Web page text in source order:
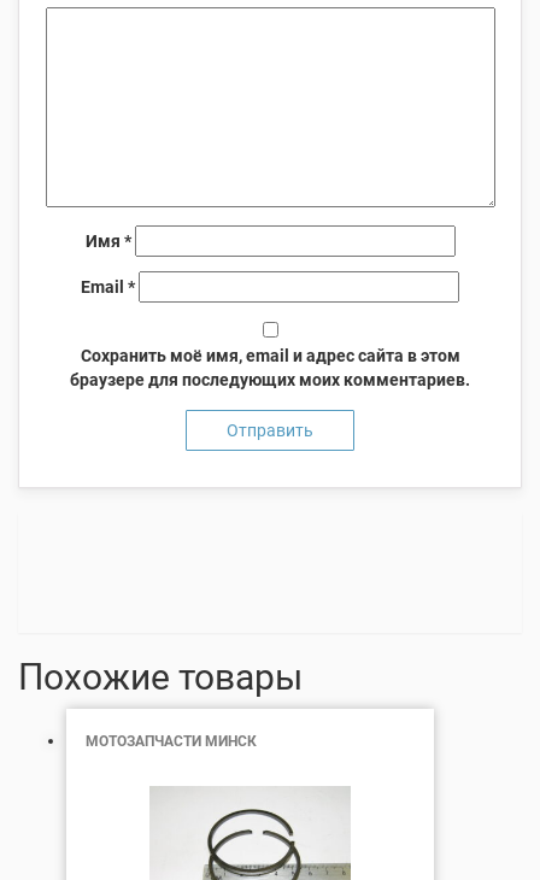
Имя *
Email *
Сохранить моё имя, email и адрес сайта в этом
браузере для последующих моих комментариев.
Похожие товары
МОТОЗАПЧАСТИ МИНСК